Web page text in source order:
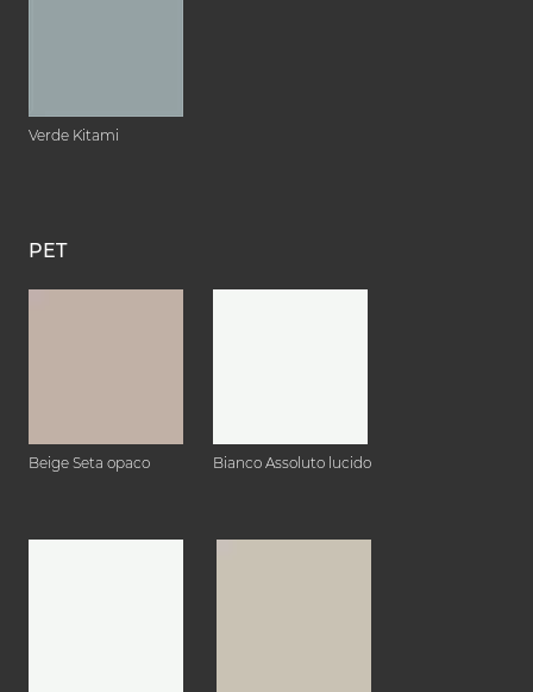
Verde Kitami
PET
Beige Seta opaco Bianco Assoluto lucido